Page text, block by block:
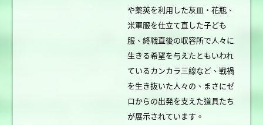
や薬莢を利用した灰皿・花瓶、
米軍服を仕立て直した子ども
服、終戦直後の収容所で人々に
生きる希望を与えたともいわれ
ているカンカラ三線など、戦禍
を生き抜いた人々の、まさにゼ
ロからの出発を支えた道具たち
が展示されています。